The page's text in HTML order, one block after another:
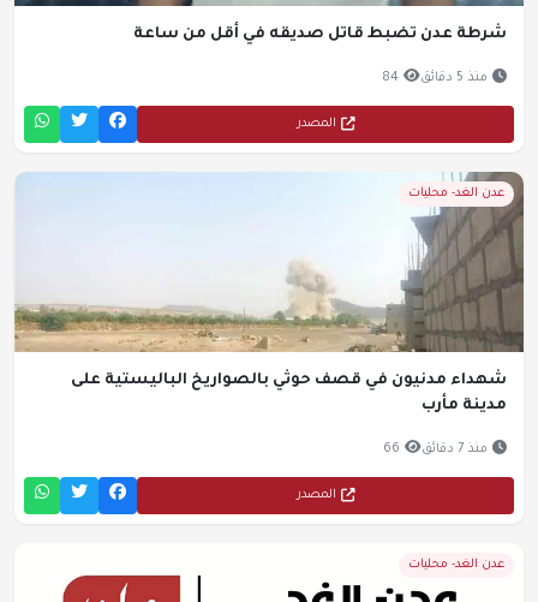
شرطة عدن تضبط قاتل صديقه في أقل من ساعة
منذ 5 دقائق 84
المصدر
عدن الغد- محليات
شهداء مدنيون في قصف حوثي بالصواريخ الباليستية على
مدينة مأرب
منذ 7 دقائق 66
المصدر
عدن الغد- محليات